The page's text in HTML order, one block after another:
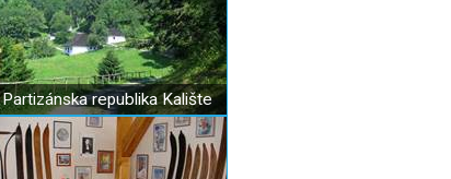
Partizánska republika Kalište